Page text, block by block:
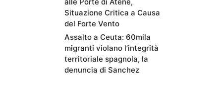
Situazione Critica a Causa
del Forte Vento
Assalto a Ceuta: 60mila
migranti violano l’integrità
territoriale spagnola, la
denuncia di Sanchez